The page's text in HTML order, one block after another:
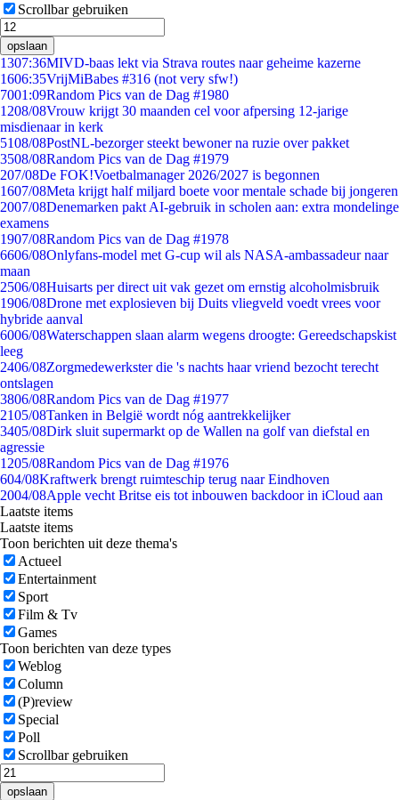
Scrollbar gebruiken
opslaan
1307:36MIVD-baas lekt via Strava routes naar geheime kazerne
1606:35VrijMiBabes #316 (not very sfw!)
7001:09Random Pics van de Dag #1980
1208/08Vrouw krijgt 30 maanden cel voor afpersing 12-jarige
misdienaar in kerk
5108/08PostNL-bezorger steekt bewoner na ruzie over pakket
3508/08Random Pics van de Dag #1979
207/08De FOK!Voetbalmanager 2026/2027 is begonnen
1607/08Meta krijgt half miljard boete voor mentale schade bij jongeren
2007/08Denemarken pakt AI-gebruik in scholen aan: extra mondelinge
examens
1907/08Random Pics van de Dag #1978
6606/08Onlyfans-model met G-cup wil als NASA-ambassadeur naar
maan
2506/08Huisarts per direct uit vak gezet om ernstig alcoholmisbruik
1906/08Drone met explosieven bij Duits vliegveld voedt vrees voor
hybride aanval
6006/08Waterschappen slaan alarm wegens droogte: Gereedschapskist
leeg
2406/08Zorgmedewerkster die 's nachts haar vriend bezocht terecht
ontslagen
3806/08Random Pics van de Dag #1977
2105/08Tanken in België wordt nóg aantrekkelijker
3405/08Dirk sluit supermarkt op de Wallen na golf van diefstal en
agressie
1205/08Random Pics van de Dag #1976
604/08Kraftwerk brengt ruimteschip terug naar Eindhoven
2004/08Apple vecht Britse eis tot inbouwen backdoor in iCloud aan
Laatste items
Laatste items
Toon berichten uit deze thema's
Actueel
Entertainment
Sport
Film & Tv
Games
Toon berichten van deze types
Weblog
Column
(P)review
Special
Poll
Scrollbar gebruiken
opslaan